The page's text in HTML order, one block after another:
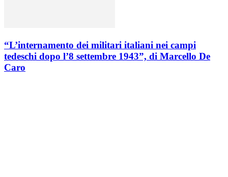
“L’internamento dei militari italiani nei campi
tedeschi dopo l’8 settembre 1943”, di Marcello De
Caro